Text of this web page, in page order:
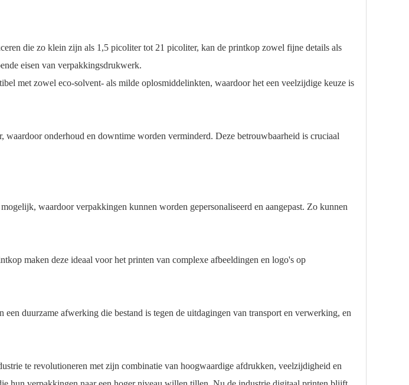
die zo klein zijn als 1,5 picoliter tot 21 picoliter, kan de printkop zowel fijne details als
eisen van verpakkingsdrukwerk.
met zowel eco-solvent- als milde oplosmiddelinkten, waardoor het een veelzijdige keuze is
onderhoud en downtime worden verminderd. Deze betrouwbaarheid is cruciaal
waardoor verpakkingen kunnen worden gepersonaliseerd en aangepast. Zo kunnen
maken deze ideaal voor het printen van complexe afbeeldingen en logo's op
duurzame afwerking die bestand is tegen de uitdagingen van transport en verwerking, en
te revolutioneren met zijn combinatie van hoogwaardige afdrukken, veelzijdigheid en